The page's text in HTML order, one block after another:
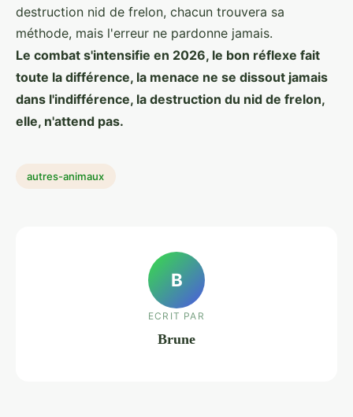
destruction nid de frelon, chacun trouvera sa
méthode, mais l'erreur ne pardonne jamais.
Le combat s'intensifie en 2026, le bon réflexe fait
toute la différence, la menace ne se dissout jamais
dans l'indifférence, la destruction du nid de frelon,
elle, n'attend pas.
autres-animaux
B
ECRIT PAR
Brune